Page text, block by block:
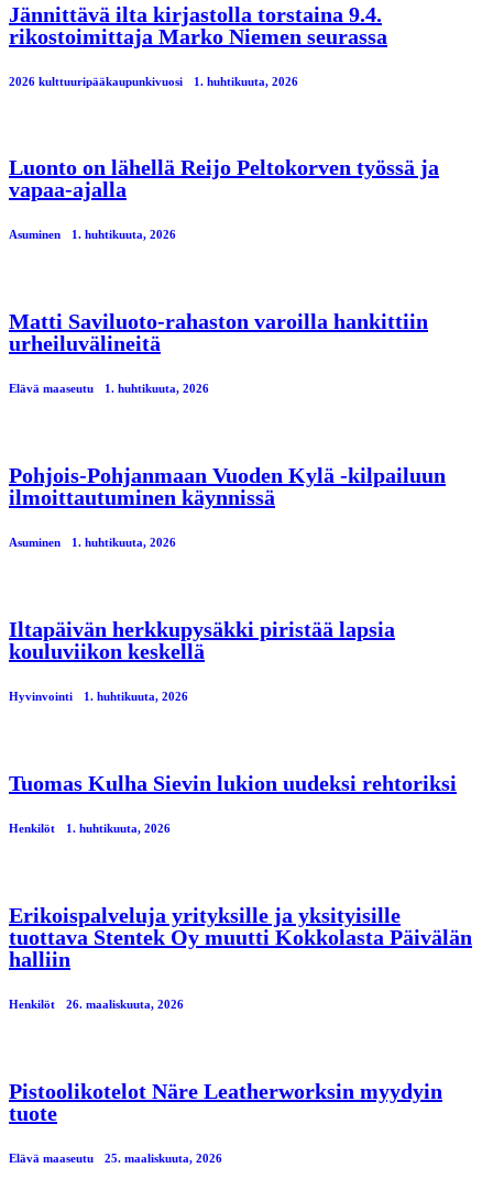
Jännittävä ilta kirjastolla torstaina 9.4.
rikostoimittaja Marko Niemen seurassa
2026 kulttuuripääkaupunkivuosi 1. huhtikuuta, 2026
Luonto on lähellä Reijo Peltokorven työssä ja
vapaa-ajalla
Asuminen 1. huhtikuuta, 2026
Matti Saviluoto-rahaston varoilla hankittiin
urheiluvälineitä
Elävä maaseutu 1. huhtikuuta, 2026
Pohjois-Pohjanmaan Vuoden Kylä -kilpailuun
ilmoittautuminen käynnissä
Asuminen 1. huhtikuuta, 2026
Iltapäivän herkkupysäkki piristää lapsia
kouluviikon keskellä
Hyvinvointi 1. huhtikuuta, 2026
Tuomas Kulha Sievin lukion uudeksi rehtoriksi
Henkilöt 1. huhtikuuta, 2026
Erikoispalveluja yrityksille ja yksityisille
tuottava Stentek Oy muutti Kokkolasta Päivälän
halliin
Henkilöt 26. maaliskuuta, 2026
Pistoolikotelot Näre Leatherworksin myydyin
tuote
Elävä maaseutu 25. maaliskuuta, 2026